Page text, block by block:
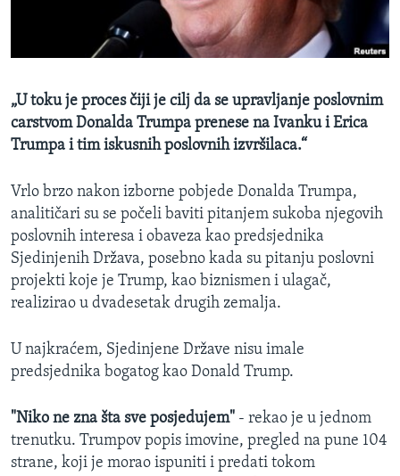
O GLASU AMERIKE
Learning English
PRATITE NAS
Jezici
„U toku je proces čiji je cilj da se upravljanje poslovnim
carstvom Donalda Trumpa prenese na Ivanku i Erica
Trumpa i tim iskusnih poslovnih izvršilaca.“
Vrlo brzo nakon izborne pobjede Donalda Trumpa,
analitičari su se počeli baviti pitanjem sukoba njegovih
poslovnih interesa i obaveza kao predsjednika
Sjedinjenih Država, posebno kada su pitanju poslovni
projekti koje je Trump, kao biznismen i ulagač,
realizirao u dvadesetak drugih zemalja.
U najkraćem, Sjedinjene Države nisu imale
predsjednika bogatog kao Donald Trump.
"Niko ne zna šta sve posjedujem" - rekao je u jednom
trenutku. Trumpov popis imovine, pregled na pune 104
strane, koji je morao ispuniti i predati tokom